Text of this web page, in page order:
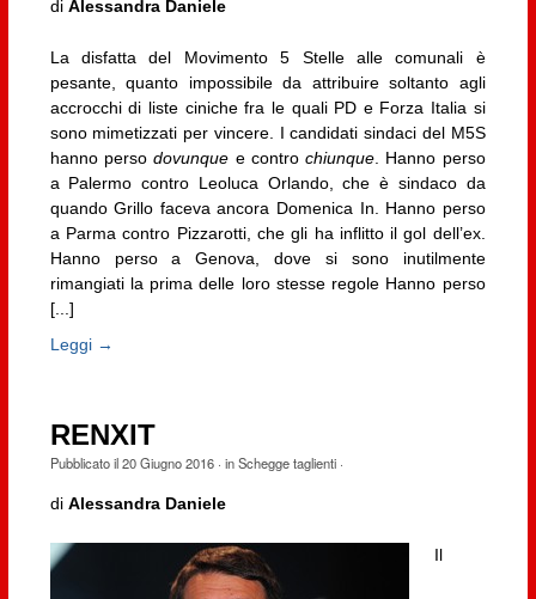
diAlessandra Daniele
La disfatta del Movimento 5 Stelle alle comunali è
pesante, quanto impossibile da attribuire soltanto agli
accrocchi di liste ciniche fra le quali PD e Forza Italia si
sono mimetizzati per vincere. I candidati sindaci del M5S
hanno persodovunque e controchiunque . Hanno perso
a Palermo contro Leoluca Orlando, che è sindaco da
quando Grillo faceva ancora Domenica In. Hanno perso
a Parma contro Pizzarotti, che gli ha inflitto il gol dell’ex.
Hanno perso a Genova, dove si sono inutilmente
rimangiati la prima delle loro stesse regole Hanno perso
[...]
Leggi →
RENXIT
Pubblicato il20 Giugno 2016· inSchegge taglienti·
di Alessandra Daniele
Il